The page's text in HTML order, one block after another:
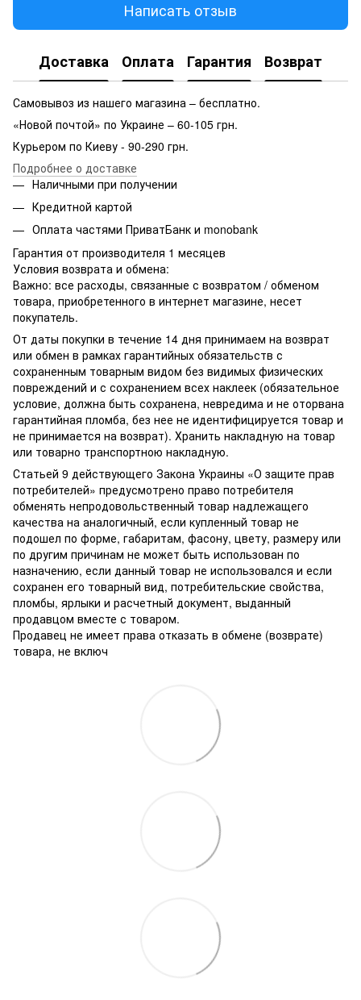
Написать отзыв
Доставка Оплата Гарантия Возврат
Самовывоз из нашего магазина – бесплатно.
«Новой почтой» по Украине – 60-105 грн.
Курьером по Киеву - 90-290 грн.
Подробнее о доставке
Наличными при получении
Кредитной картой
Оплата частями ПриватБанк и monobank
Гарантия от производителя 1 месяцев
Условия возврата и обмена:
Важно: все расходы, связанные с возвратом / обменом
товара, приобретенного в интернет магазине, несет
покупатель.
От даты покупки в течение 14 дня принимаем на возврат
или обмен в рамках гарантийных обязательств с
сохраненным товарным видом без видимых физических
повреждений и с сохранением всех наклеек (обязательное
условие, должна быть сохранена, невредима и не оторвана
гарантийная пломба, без нее не идентифицируется товар и
не принимается на возврат). Хранить накладную на товар
или товарно транспортною накладную.
Статьей 9 действующего Закона Украины «О защите прав
потребителей» предусмотрено право потребителя
обменять непродовольственный товар надлежащего
качества на аналогичный, если купленный товар не
подошел по форме, габаритам, фасону, цвету, размеру или
по другим причинам не может быть использован по
назначению, если данный товар не использовался и если
сохранен его товарный вид, потребительские свойства,
пломбы, ярлыки и расчетный документ, выданный
продавцом вместе с товаром.
Продавец не имеет права отказать в обмене (возврате)
товара, не включ